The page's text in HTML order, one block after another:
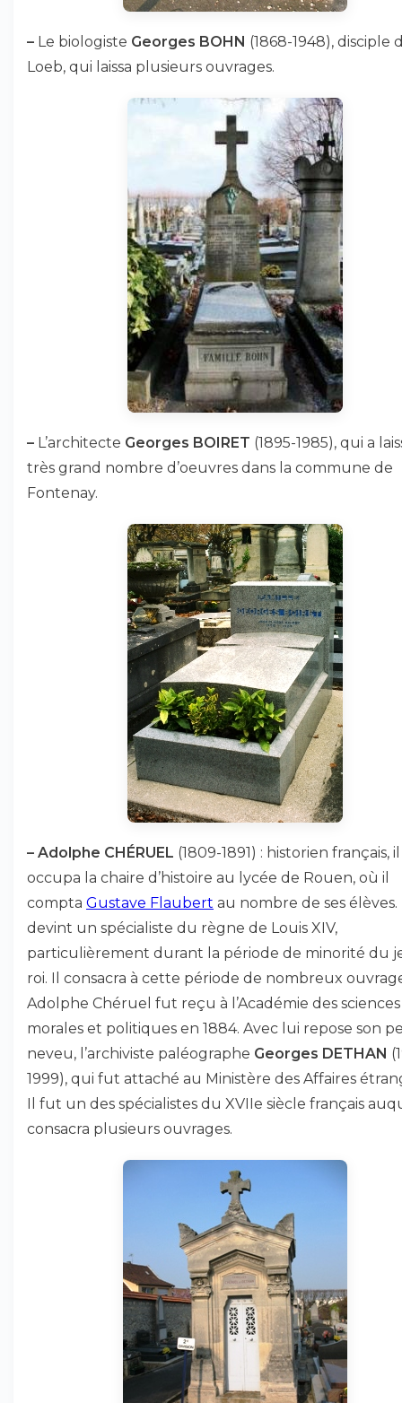
– Le biologiste Georges BOHN (1868-1948), disciple
Loeb, qui laissa plusieurs ouvrages.
– L’architecte Georges BOIRET (1895-1985), qui a
très grand nombre d’oeuvres dans la commune de
Fontenay.
– Adolphe CHÉRUEL (1809-1891) : historien français, il
occupa la chaire d’histoire au lycée de Rouen, où il
compta Gustave Flaubert au nombre de ses élèves.
devint un spécialiste du règne de Louis XIV,
particulièrement durant la période de minorité du
roi. Il consacra à cette période de nombreux
Adolphe Chéruel fut reçu à l’Académie des sciences
morales et politiques en 1884. Avec lui repose son
neveu, l’archiviste paléographe Georges DETHAN
1999), qui fut attaché au Ministère des Affaires
Il fut un des spécialistes du XVIIe siècle français
consacra plusieurs ouvrages.